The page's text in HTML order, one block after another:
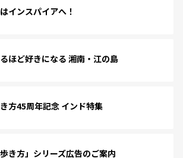
インスパイアへ！
ほど好きになる 湘南・江の島
方45周年記念 インド特集
歩き方」シリーズ広告のご案内